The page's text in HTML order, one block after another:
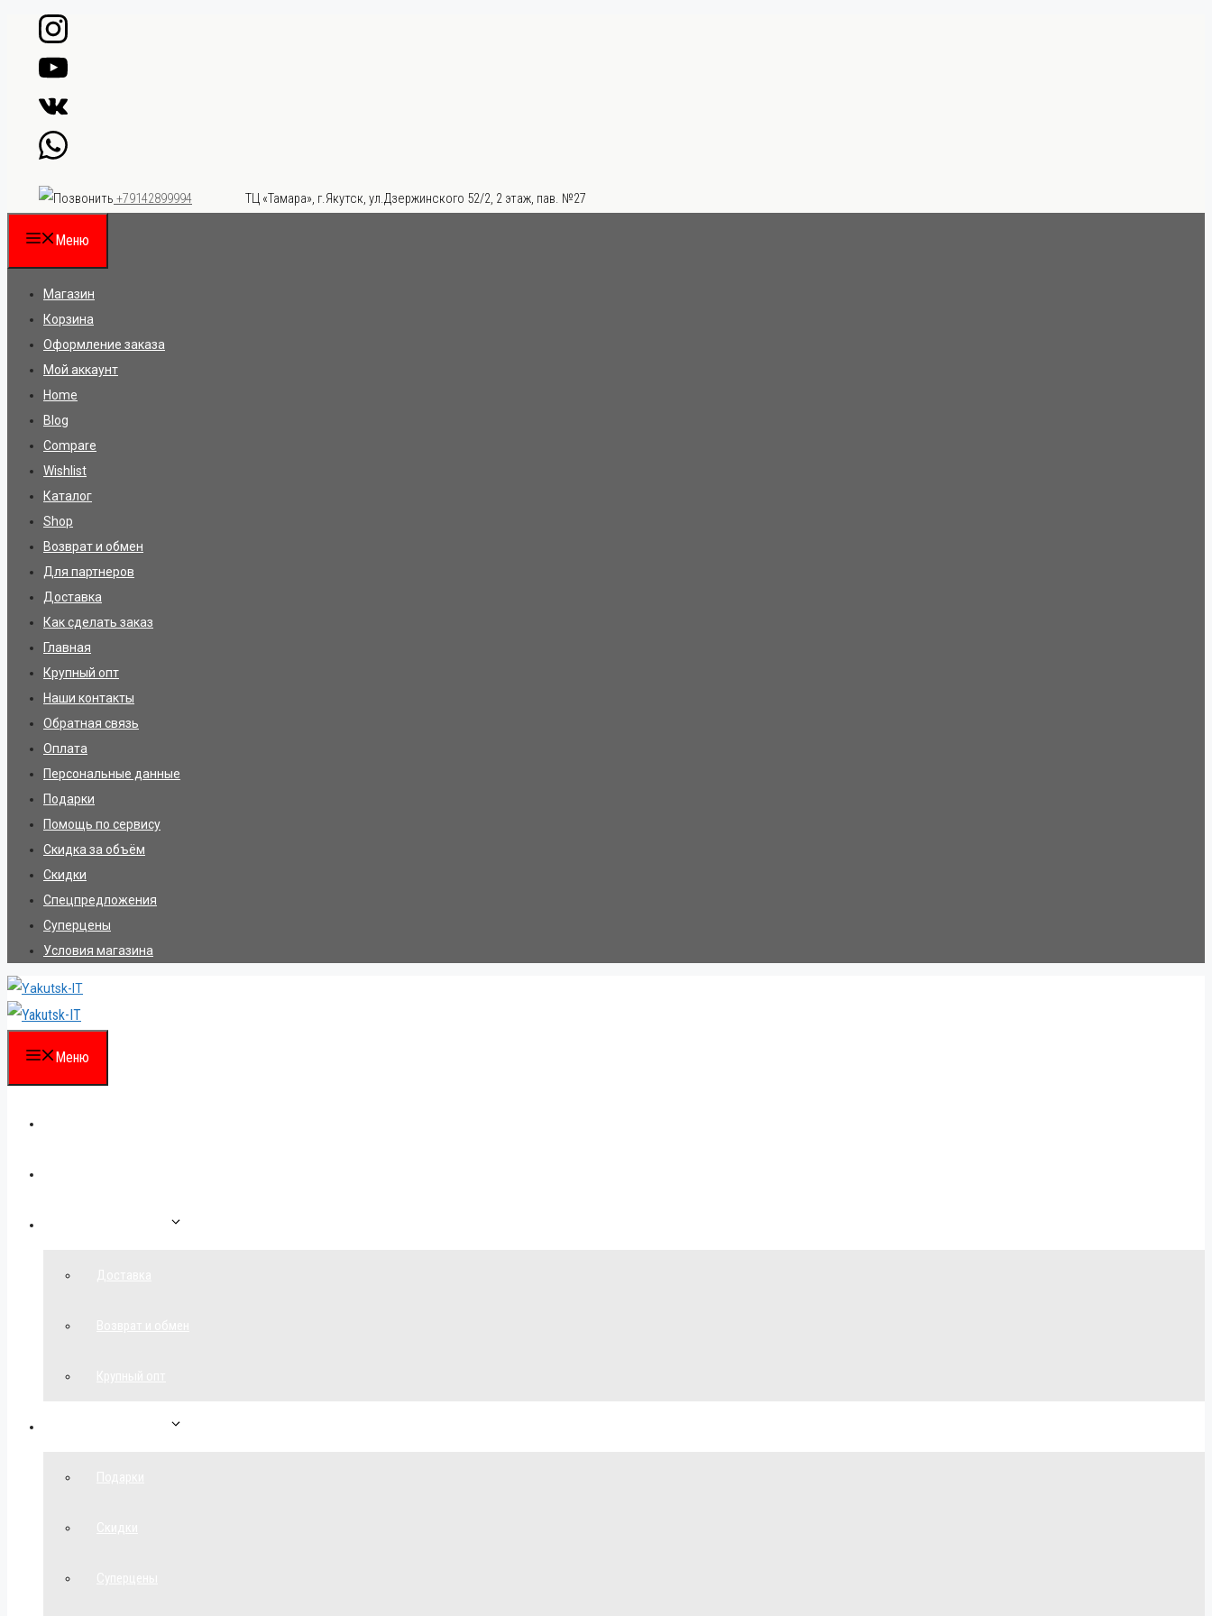
Перейти
содержимому
+79142899994 ТЦ «Тамара», г.Якутск, ул.Дзержинского 52/2, 2 этаж, пав. №27
Меню
Магазин
Корзина
Оформление заказа
Мой аккаунт
Home
Blog
Compare
Wishlist
Каталог
Shop
Возврат и обмен
Для партнеров
Доставка
Как сделать заказ
Главная
Крупный опт
Наши контакты
Обратная связь
Оплата
Персональные данные
Подарки
Помощь по сервису
Скидка за объём
Скидки
Спецпредложения
Суперцены
Условия магазина
Меню